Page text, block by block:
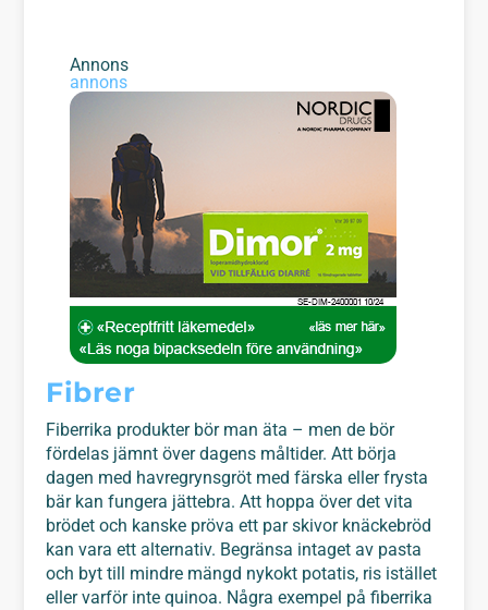
Annons
annons
Fibrer
Fiberrika produkter bör man äta – men de bör
fördelas jämnt över dagens måltider. Att börja
dagen med havregrynsgröt med färska eller frysta
bär kan fungera jättebra. Att hoppa över det vita
brödet och kanske pröva ett par skivor knäckebröd
kan vara ett alternativ. Begränsa intaget av pasta
och byt till mindre mängd nykokt potatis, ris istället
eller varför inte quinoa. Några exempel på fiberrika